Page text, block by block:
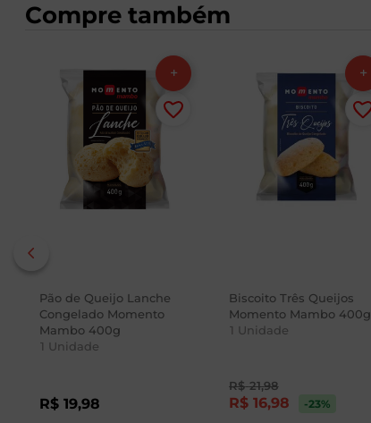
Compre também
Pão de Queijo Lanche
Congelado Momento
Mambo 400g
1 Unidade
R$ 19,98
Biscoito Três Queijos
Momento Mambo 400g
1 Unidade
R$ 21,98
R$ 16,98 -23%